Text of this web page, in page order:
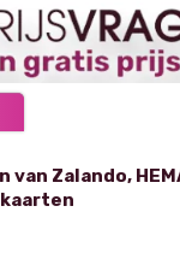
van Zalando,